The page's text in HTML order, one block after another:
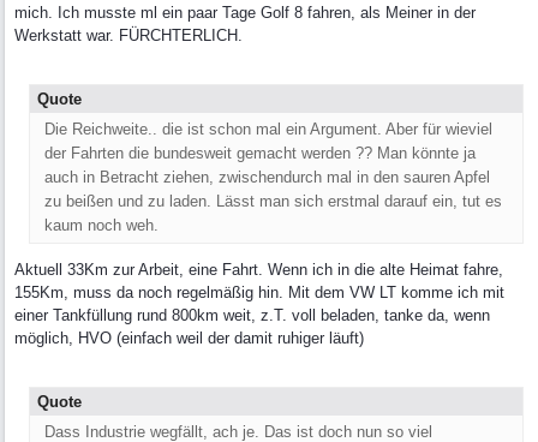
mich. Ich musste ml ein paar Tage Golf 8 fahren, als Meiner in der
Werkstatt war. FÜRCHTERLICH.
Quote
Die Reichweite.. die ist schon mal ein Argument. Aber für wieviel
der Fahrten die bundesweit gemacht werden ?? Man könnte ja
auch in Betracht ziehen, zwischendurch mal in den sauren Apfel
zu beißen und zu laden. Lässt man sich erstmal darauf ein, tut es
kaum noch weh.
Aktuell 33Km zur Arbeit, eine Fahrt. Wenn ich in die alte Heimat fahre,
155Km, muss da noch regelmäßig hin. Mit dem VW LT komme ich mit
einer Tankfüllung rund 800km weit, z.T. voll beladen, tanke da, wenn
möglich, HVO (einfach weil der damit ruhiger läuft)
Quote
Dass Industrie wegfällt, ach je. Das ist doch nun so viel